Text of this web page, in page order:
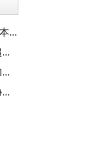
郭红军：中国共产党领导的协商民主基本特征的哲学审视
郎友兴：中国协商民主的双重特性： 超越民主、超越协商
桑玉成 周光俊：协商何以民主：关于加强人民政协制度化规范化程序化功能建设的思考
蔡文成 曲若仪：意见、共识与治理：协商民主的核心运行机理